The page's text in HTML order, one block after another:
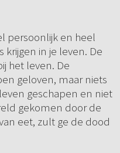
persoonlijk en heel
krijgen in je leven. De
het leven. De
geloven, maar niets
geschapen en niet
gekomen door de
eet, zult ge de dood